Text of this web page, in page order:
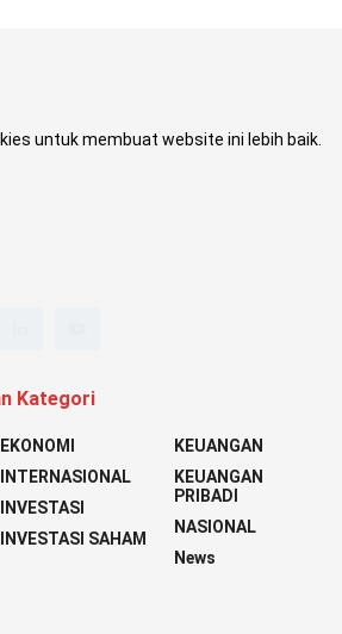
untuk membuat website ini lebih baik.
Kategori
EKONOMI
INTERNASIONAL
INVESTASI
INVESTASI SAHAM
KEUANGAN
KEUANGAN
PRIBADI
NASIONAL
News